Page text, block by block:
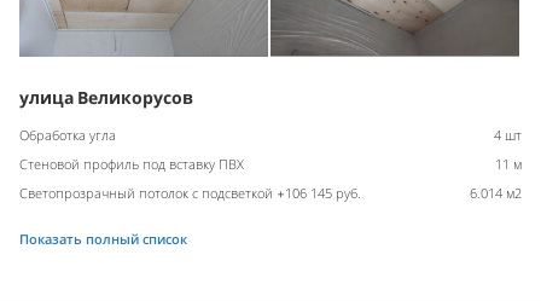
улица Великорусов
Обработка угла
4 шт
Стеновой профиль под вставку ПВХ
11 м
Светопрозрачный потолок с подсветкой +106 145 руб.
6.014 м2
Показать полный список